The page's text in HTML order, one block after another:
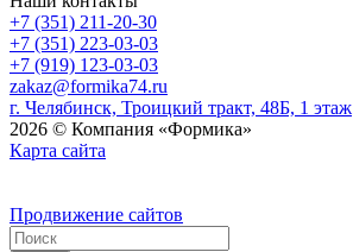
+7 (351) 211-20-30
+7 (351) 223-03-03
+7 (919) 123-03-03
zakaz@formika74.ru
г. Челябинск, Троицкий тракт, 48Б, 1 этаж
2026 © Компания «Формика»
Карта сайта
Продвижение сайтов